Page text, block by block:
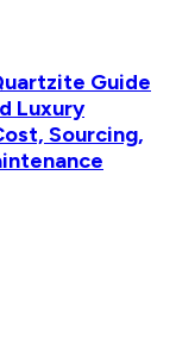
Guide
Luxury
Sourcing,